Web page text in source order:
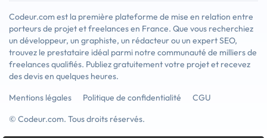
Codeur.com est la première plateforme de mise en relation entre
porteurs de projet et freelances en France. Que vous recherchiez
un développeur, un graphiste, un rédacteur ou un expert SEO,
trouvez le prestataire idéal parmi notre communauté de milliers de
freelances qualifiés. Publiez gratuitement votre projet et recevez
des devis en quelques heures.
Mentions légales
Politique de confidentialité
CGU
© Codeur.com. Tous droits réservés.